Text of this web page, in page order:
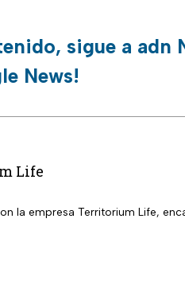
sigue a adn
News!
Life
la empresa Territorium Life,